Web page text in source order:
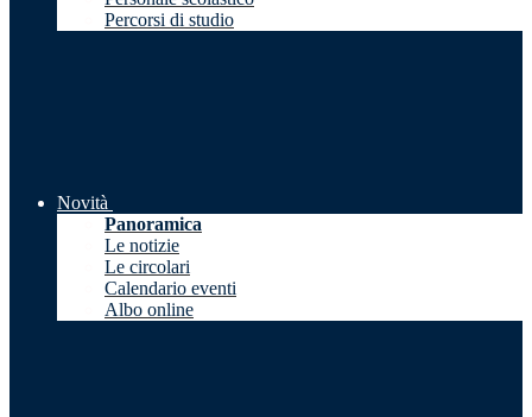
Percorsi di studio
Novità
Panoramica
Le notizie
Le circolari
Calendario eventi
Albo online